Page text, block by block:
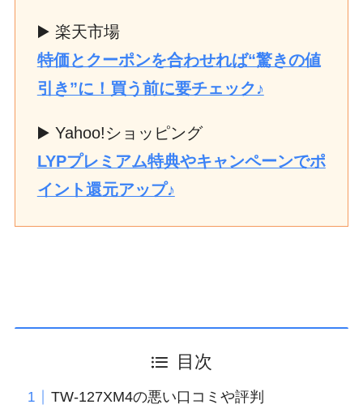
▶️ 楽天市場
特価とクーポンを合わせれば“驚きの値
引き”に！買う前に要チェック♪
▶️ Yahoo!ショッピング
LYPプレミアム特典やキャンペーンでポ
イント還元アップ♪
目次
TW-127XM4の悪い口コミや評判